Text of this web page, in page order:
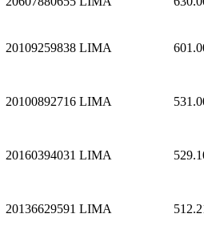
20109259838 LIMA
20100892716 LIMA
20160394031 LIMA
20136629591 LIMA